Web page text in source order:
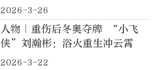
2026-3-26
人物｜重伤后冬奥夺牌 “小飞
侠”刘瀚彬：浴火重生冲云霄
2026-3-22